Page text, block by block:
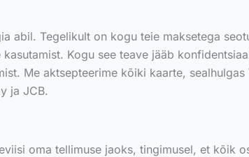
abil. Tegelikult on kogu teie maksetega
Kogu see teave jääb
Me aktsepteerime kõiki kaarte, sealhulgas
ja JCB.
oma tellimuse jaoks, tingimusel, et kõik